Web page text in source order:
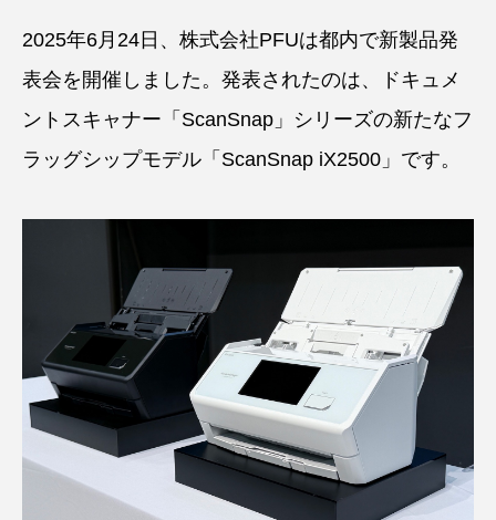
2025年6月24日、株式会社PFUは都内で新製品発
表会を開催しました。発表されたのは、ドキュメ
ントスキャナー「ScanSnap」シリーズの新たなフ
ラッグシップモデル「ScanSnap iX2500」です。